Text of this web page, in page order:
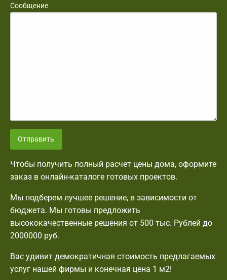
Сообщение
Отправить
Чтобы получить полный расчет цены дома, оформите
заказ в онлайн-каталоге готовых проектов.
Мы подберем лучшее решение, в зависимости от
бюджета. Мы готовы предложить
высококачественные решения от 500 тыс. Рублей до
2000000 руб.
Вас удивит демократичная стоимость предлагаемых
услуг нашей фирмы и конечная цена 1 м2!